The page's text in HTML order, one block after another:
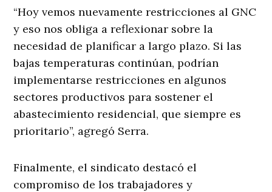
“Hoy vemos nuevamente restricciones al GNC
y eso nos obliga a reflexionar sobre la
necesidad de planificar a largo plazo. Si las
bajas temperaturas continúan, podrían
implementarse restricciones en algunos
sectores productivos para sostener el
abastecimiento residencial, que siempre es
prioritario”, agregó Serra.
Finalmente, el sindicato destacó el
compromiso de los trabajadores y